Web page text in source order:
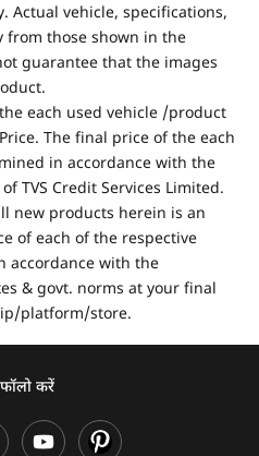
Actual vehicle, specifications,
from those shown in the
guarantee that the images
each used vehicle /product
The final price of the each
in accordance with the
TVS Credit Services Limited.
new products herein is an
of each of the respective
accordance with the
& govt. norms at your final
platform/store.
करें